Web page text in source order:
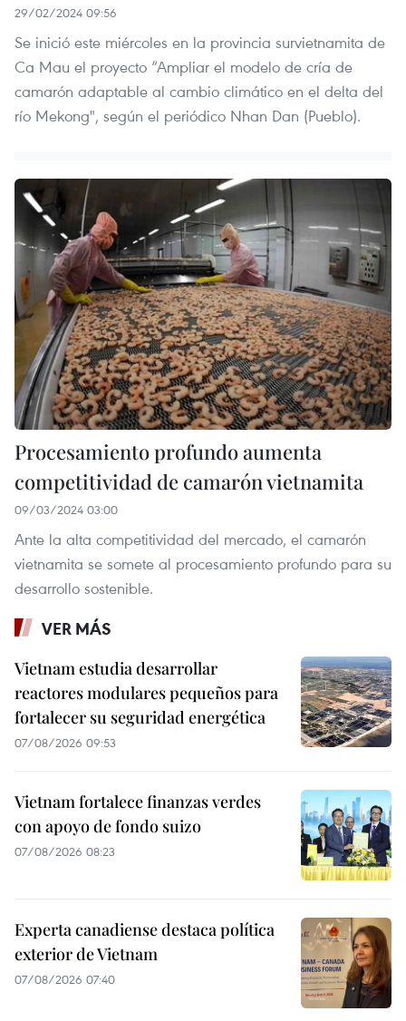
29/02/2024 09:56
Se inició este miércoles en la provincia survietnamita de
Ca Mau el proyecto “Ampliar el modelo de cría de
camarón adaptable al cambio climático en el delta del
río Mekong", según el periódico Nhan Dan (Pueblo).
Procesamiento profundo aumenta
competitividad de camarón vietnamita
09/03/2024 03:00
Ante la alta competitividad del mercado, el camarón
vietnamita se somete al procesamiento profundo para su
desarrollo sostenible.
VER MÁS
Vietnam estudia desarrollar
reactores modulares pequeños para
fortalecer su seguridad energética
07/08/2026 09:53
Vietnam fortalece finanzas verdes
con apoyo de fondo suizo
07/08/2026 08:23
Experta canadiense destaca política
exterior de Vietnam
07/08/2026 07:40